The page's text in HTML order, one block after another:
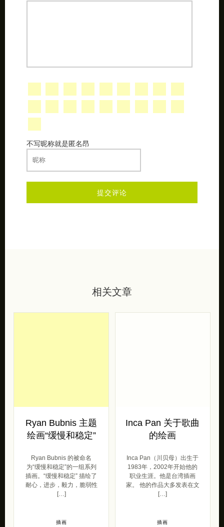
不写昵称就是匿名昂
相关文章
Ryan Bubnis 主题
绘画“缓慢和稳定”
Ryan Bubnis 的被命名
为“缓慢和稳定”的一组系列
插画。“缓慢和稳定” 描绘了
耐心，进步，毅力，脆弱性
[…]
插画
Inca Pan 关于歌曲
的绘画
Inca Pan（川贝母）出生于
1983年，2002年开始他的
职业生涯。他是台湾插画
家。 他的作品大多发表在文
[…]
插画